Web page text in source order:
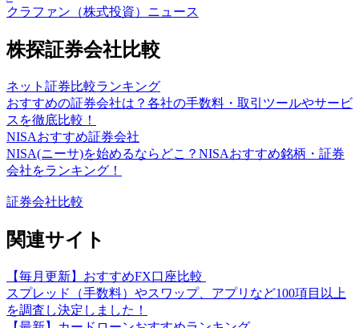
クラファン（株式投資）ニュース
株探証券会社比較
ネット証券比較ランキング
おすすめの証券会社は？各社の手数料・取引ツールやサービ
スを徹底比較！
NISAおすすめ証券会社
NISA(ニーサ)を始めるならどこ？NISAおすすめ銘柄・証券
会社をランキング！
証券会社比較
関連サイト
【毎月更新】おすすめFX口座比較
スプレッド（手数料）やスワップ、アプリなど100項目以上
を調査し決定しました！